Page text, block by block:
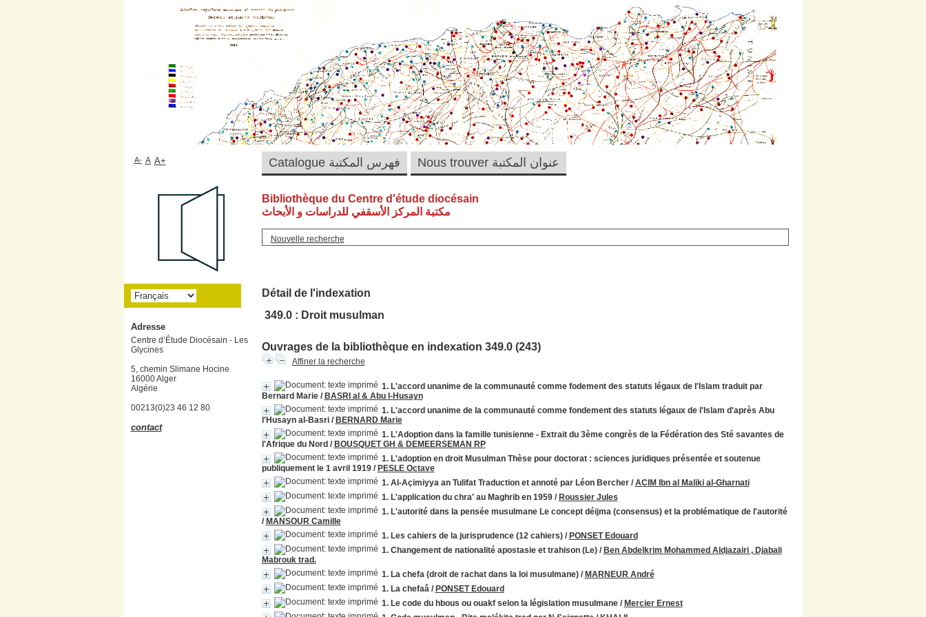
Bibliothèque du Centre d'étude diocésain
مكتبة المركز الأسقفي للدراسات و الأبحاث
Nouvelle recherche
Détail de l'indexation
349.0 : Droit musulman
Ouvrages de la bibliothèque en indexation 349.0 (243)
Affiner la recherche
1. L'accord unanime de la communauté comme fodement des statuts légaux de l'Islam traduit par
Bernard Marie/ BASRI al & Abu l-Husayn
1. L'accord unanime de la communauté comme fondement des statuts légaux de l'Islam d'après Abu
l'Husayn al-Basri/ BERNARD Marie
1. L'Adoption dans la famille tunisienne - Extrait du 3ème congrès de la Fédération des Sté savantes de
l'Afrique du Nord / BOUSQUET GH & DEMEERSEMAN RP
1. L'adoption en droit Musulman Thèse pour doctorat : sciences juridiques présentée et soutenue
publiquement le 1 avril 1919/ PESLE Octave
1. Al-Açimiyya an Tulifat Traduction et annoté par Léon Bercher/ACIM Ibn al Maliki al-Gharnati
1. L'application du chra' au Maghrib en 1959/ Roussier Jules
1. L'autorité dans la pensée musulmane Le concept déijma (consensus) et la problématique de l'autorité
/ MANSOUR Camille
1. Les cahiers de la jurisprudence (12 cahiers)/ PONSET Edouard
1. Changement de nationalité apostasie et trahison (Le)/ Ben Abdelkrim Mohammed Aldjazairi , Djabali
Mabrouk trad.
1. La chefa (droit de rachat dans la loi musulmane)/ MARNEUR André
1. La chefaâ/ PONSET Edouard
1. Le code du hbous ou ouakf selon la législation musulmane/ Mercier Ernest
Catalogue فهرس المكتبة Nous trouver عنوان المكتبة A- A A+
Adresse
Centre d’Étude Diocésain - Les
Glycines
5, chemin Slimane Hocine
16000 Alger
Algérie
00213(0)23 46 12 80
contact